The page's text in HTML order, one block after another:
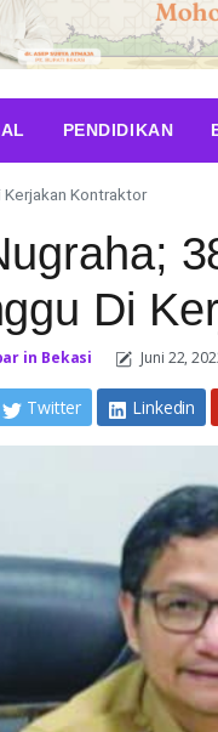
PENDIDIKAN
Kerjakan Kontraktor
Di
in Bekasi Juni 22,
Twitter Linkedin